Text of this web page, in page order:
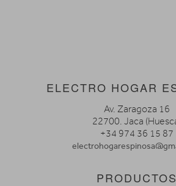
ELECTRO HOGAR
Av. Zaragoza 16
22700. Jaca
+34 974 36 15 87
PRODUCTOS